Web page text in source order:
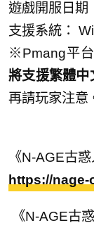
遊戲開服日期
支援系統：
※Pmang平台
將支援繁體中
再請玩家注意
《N-AGE古
https://
《N-AGE古